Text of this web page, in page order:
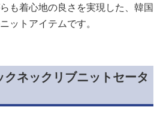
も着心地の良さを実現した、韓国
ットアイテムです。
ネックリブニットセータ